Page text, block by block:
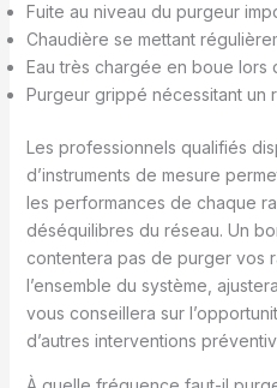
Fuite au niveau du purgeur
Chaudière se mettant
Eau très chargée en boue lors
Purgeur grippé nécessitant un
Les professionnels qualifiés
d’instruments de mesure
les performances de chaque
déséquilibres du réseau. Un
contentera pas de purger vos
l’ensemble du système,
vous conseillera sur
d’autres interventions